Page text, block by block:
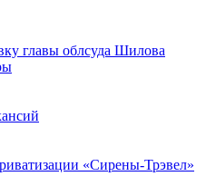
главы облсуда Шилова
«Сирены-Трэвел»